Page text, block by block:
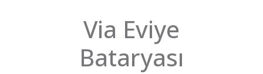
Via Eviye
Bataryası